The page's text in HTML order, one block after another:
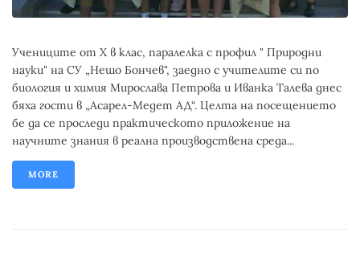
​Учениците от X в клас, паралелка с профил " Природни
науки" на СУ „Нешо Бончев", заедно с учителите си по
биология и химия Мирослава Петрова и Иванка Талева днес
бяха гости в „Асарел-Медет АД“. Целта на посещението
бе да се проследи практическото приложение на
научните знания в реална производствена среда...
MORE